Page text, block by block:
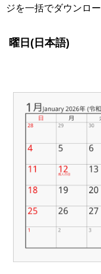
ジを一括でダウンロ
曜日(日本語)